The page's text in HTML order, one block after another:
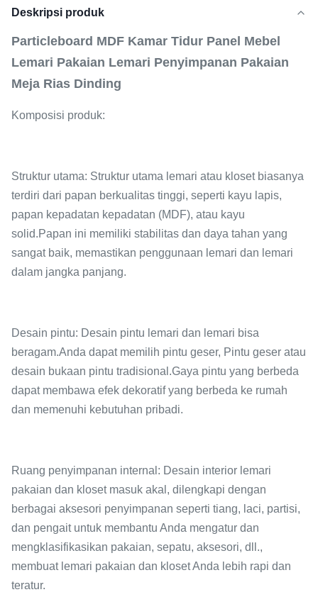
Deskripsi produk
Particleboard MDF Kamar Tidur Panel Mebel
Lemari Pakaian Lemari Penyimpanan Pakaian
Meja Rias Dinding
Komposisi produk:
Struktur utama: Struktur utama lemari atau kloset biasanya
terdiri dari papan berkualitas tinggi, seperti kayu lapis,
papan kepadatan kepadatan (MDF), atau kayu
solid.Papan ini memiliki stabilitas dan daya tahan yang
sangat baik, memastikan penggunaan lemari dan lemari
dalam jangka panjang.
Desain pintu: Desain pintu lemari dan lemari bisa
beragam.Anda dapat memilih pintu geser, Pintu geser atau
desain bukaan pintu tradisional.Gaya pintu yang berbeda
dapat membawa efek dekoratif yang berbeda ke rumah
dan memenuhi kebutuhan pribadi.
Ruang penyimpanan internal: Desain interior lemari
pakaian dan kloset masuk akal, dilengkapi dengan
berbagai aksesori penyimpanan seperti tiang, laci, partisi,
dan pengait untuk membantu Anda mengatur dan
mengklasifikasikan pakaian, sepatu, aksesori, dll.,
membuat lemari pakaian dan kloset Anda lebih rapi dan
teratur.